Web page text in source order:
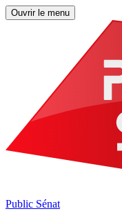
Ouvrir le menu
Public Sénat